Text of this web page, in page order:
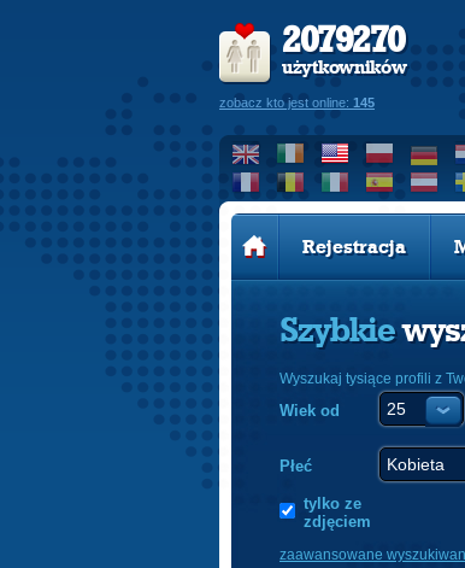
2079270
użytkowników
zobacz kto jest online: 145
Rejestracja
Szybkie
Wyszukaj tysiące profili z
Wiek od
Płeć
tylko ze
zdjęciem
zaawansowane